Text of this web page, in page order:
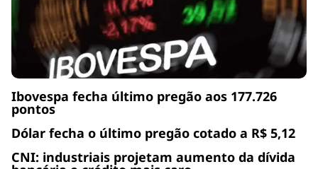
Ibovespa fecha último pregão aos 177.726
pontos
Dólar fecha o último pregão cotado a R$ 5,12
CNI: industriais projetam aumento da dívida